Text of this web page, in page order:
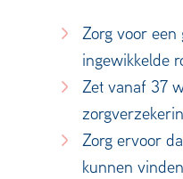
Zorg voor
ingewikkelde
Zet vanaf 37
Zorg ervoor
kunnen